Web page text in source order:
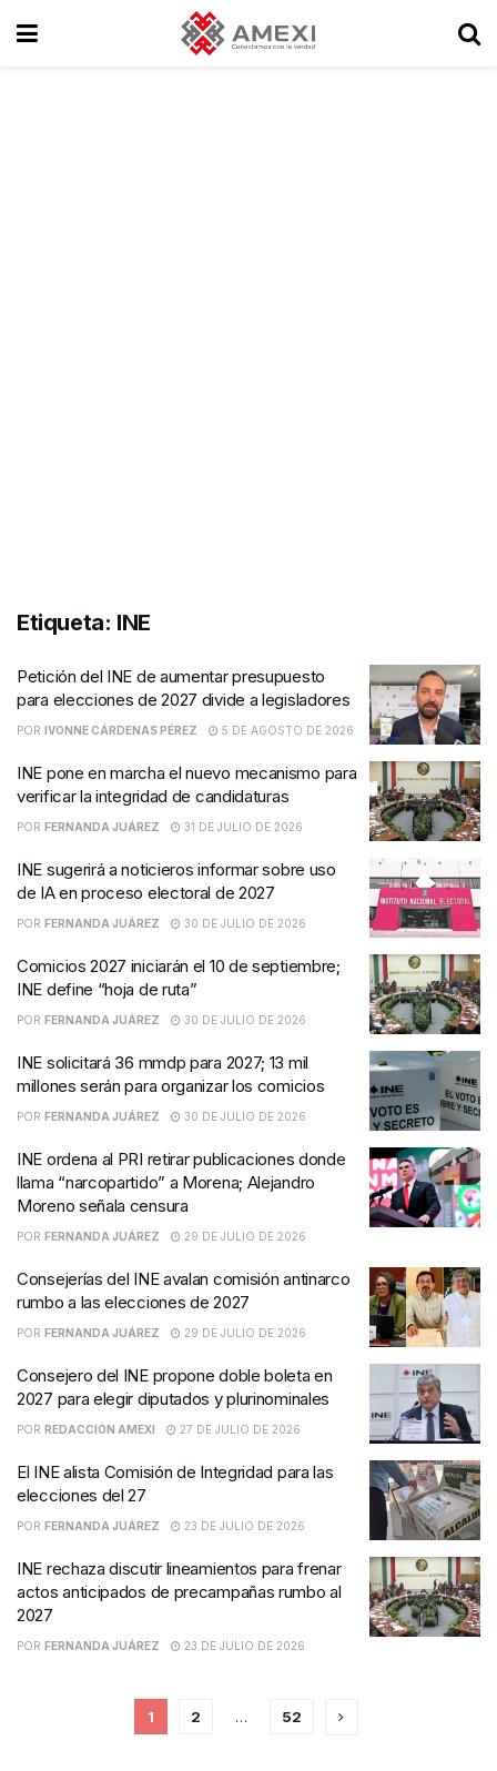
Etiqueta: INE
Petición del INE de aumentar presupuesto
para elecciones de 2027 divide a legisladores
POR IVONNE CÁRDENAS PÉREZ 5 DE AGOSTO DE 2026
INE pone en marcha el nuevo mecanismo para
verificar la integridad de candidaturas
POR FERNANDA JUÁREZ 31 DE JULIO DE 2026
INE sugerirá a noticieros informar sobre uso
de IA en proceso electoral de 2027
POR FERNANDA JUÁREZ 30 DE JULIO DE 2026
Comicios 2027 iniciarán el 10 de septiembre;
INE define “hoja de ruta”
POR FERNANDA JUÁREZ 30 DE JULIO DE 2026
INE solicitará 36 mmdp para 2027; 13 mil
millones serán para organizar los comicios
POR FERNANDA JUÁREZ 30 DE JULIO DE 2026
INE ordena al PRI retirar publicaciones donde
llama “narcopartido” a Morena; Alejandro
Moreno señala censura
POR FERNANDA JUÁREZ 29 DE JULIO DE 2026
Consejerías del INE avalan comisión antinarco
rumbo a las elecciones de 2027
POR FERNANDA JUÁREZ 29 DE JULIO DE 2026
Consejero del INE propone doble boleta en
2027 para elegir diputados y plurinominales
POR REDACCIÓN AMEXI 27 DE JULIO DE 2026
El INE alista Comisión de Integridad para las
elecciones del 27
POR FERNANDA JUÁREZ 23 DE JULIO DE 2026
INE rechaza discutir lineamientos para frenar
actos anticipados de precampañas rumbo al
2027
POR FERNANDA JUÁREZ 23 DE JULIO DE 2026
1 2 … 52